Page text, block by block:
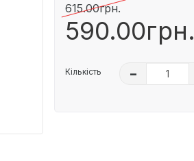
615.00грн.
590.00грн.
Кількість –